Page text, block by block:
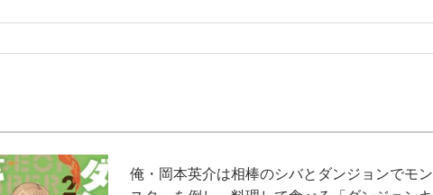
俺・岡本英介は相棒のシバとダンジョンでモン